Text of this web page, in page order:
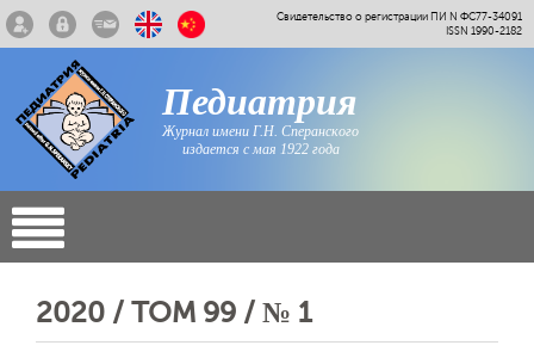
Свидетельство о регистрации ПИ N ФС77-34091
ISSN 1990-2182
Педиатрия
Журнал имени Г.Н. Сперанского
издается с мая 1922 года
2020 / ТОМ 99 / № 1